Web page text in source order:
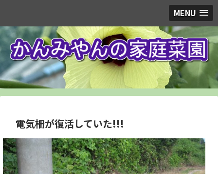
MENU
電気柵が復活していた!!!